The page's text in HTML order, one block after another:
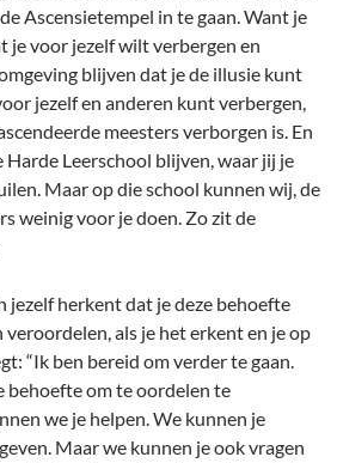
Ascensietempel in te gaan. Want je
je voor jezelf wilt verbergen en
blijven dat je de illusie kunt
jezelf en anderen kunt verbergen,
meesters verborgen is. En
Leerschool blijven, waar jij je
Maar op die school kunnen wij, de
weinig voor je doen. Zo zit de
jezelf herkent dat je deze behoefte
als je het erkent en je op
“Ik ben bereid om verder te gaan.
behoefte om te oordelen te
we je helpen. We kunnen je
Maar we kunnen je ook vragen